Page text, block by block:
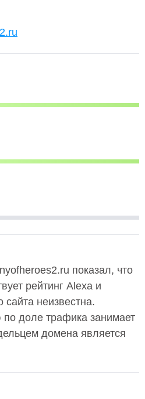
показал, что
рейтинг Alexa и
неизвестна.
доле трафика занимает
домена является